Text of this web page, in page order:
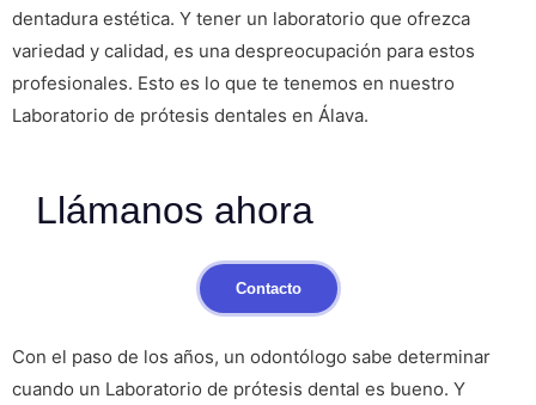
dentadura estética. Y tener un laboratorio que ofrezca
variedad y calidad, es una despreocupación para estos
profesionales. Esto es lo que te tenemos en nuestro
Laboratorio de prótesis dentales en Álava.
Llámanos ahora
Contacto
Con el paso de los años, un odontólogo sabe determinar
cuando un Laboratorio de prótesis dental es bueno. Y